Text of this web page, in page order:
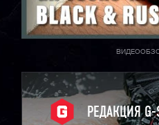
РЕДАКЦИЯ G-